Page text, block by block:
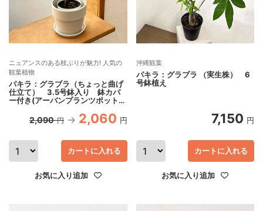
ニュアンスのある枝ぶりが魅力! 人気の
観葉植物
パキラ：グラブラ（ちょっと曲げ
仕立て） 3.5号鉢入り 鉢カバ
ー付き(アーバンプランツポットソ
2,090 円 2,060 円
カートに入れる
お気に入り追加
沖縄観葉
パキラ：グラブラ （実生株） 6
号鉢植え
7,150 円
カートに入れる
お気に入り追加